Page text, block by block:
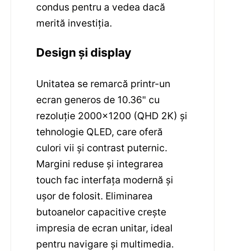
condus pentru a vedea dacă
merită investiția.
Design și display
Unitatea se remarcă printr-un
ecran generos de 10.36" cu
rezoluție 2000×1200 (QHD 2K) și
tehnologie QLED, care oferă
culori vii și contrast puternic.
Margini reduse și integrarea
touch fac interfața modernă și
ușor de folosit. Eliminarea
butoanelor capacitive crește
impresia de ecran unitar, ideal
pentru navigare și multimedia.